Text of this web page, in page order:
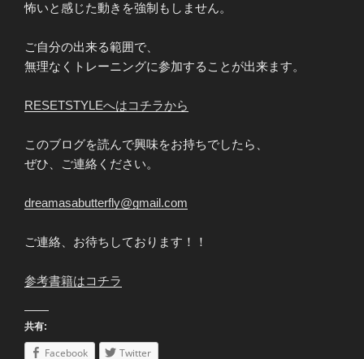
怖いと感じた動きを強制もしません。
ご自分の出来る範囲で、
無理なくトレーニングに参加することが出来ます。
RESETSTYLEへはコチラから
このブログを読んで興味をお持ちでしたら、
ぜひ、ご連絡ください。
dreamasabutterfly@gmail.com
ご連絡、お待ちしております！！
参考書籍はコチラ
共有:
Facebook Twitter